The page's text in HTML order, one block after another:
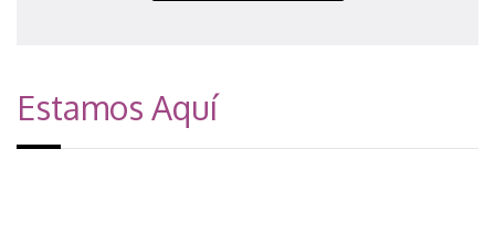
Estamos Aquí